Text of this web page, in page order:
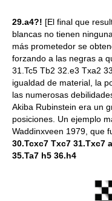
29.a4?! [El final que
blancas no tienen
más prometedor se
forzando a las negras a
31.Tc5 Tb2 32.e3 Txa2
igualdad de material, la
las numerosas
Akiba Rubinstein era un
posiciones. Un ejemplo
Waddinxveen 1979, que
30.Tcxc7 Txc7 31.Txc7
35.Ta7 h5 36.h4